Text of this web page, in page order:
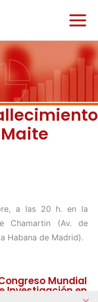
a las 20 h. en la
Chamartin (Av. de
Habana de Madrid).
Mundial
Investigación en